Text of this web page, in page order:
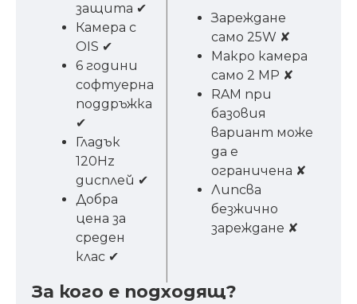
защита ✔
Камера с
OIS ✔
6 години
софтуерна
поддръжка
✔
Гладък
120Hz
дисплей ✔
Добра
цена за
среден
клас ✔
Зареждане
само 25W ✘
Макро камера
само 2 MP ✘
RAM при
базовия
вариант може
да е
ограничена ✘
Липсва
безжично
зареждане ✘
За кого е подходящ?